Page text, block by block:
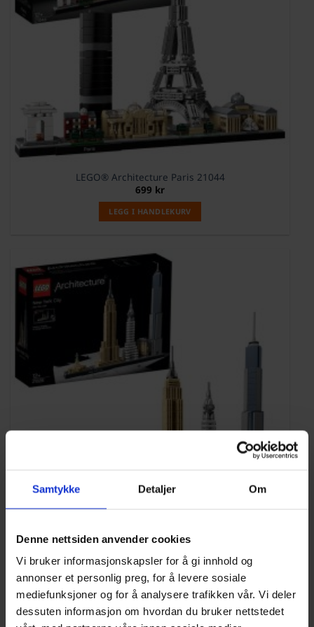
Samtykke Detaljer Om
Denne nettsiden anvender cookies
Vi bruker informasjonskapsler for å gi innhold og
annonser et personlig preg, for å levere sosiale
mediefunksjoner og for å analysere trafikken vår. Vi deler
dessuten informasjon om hvordan du bruker nettstedet
LEGO® Architecture Paris 21044
699 kr
LEGG I HANDLEKURV
LEGO® Architecture New York City 21028
599
LEGG I HANDLEKURV